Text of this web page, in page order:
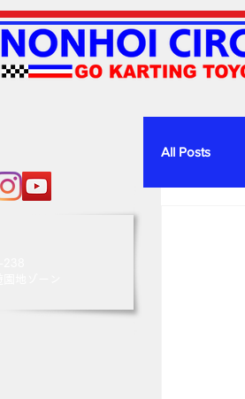
All Posts